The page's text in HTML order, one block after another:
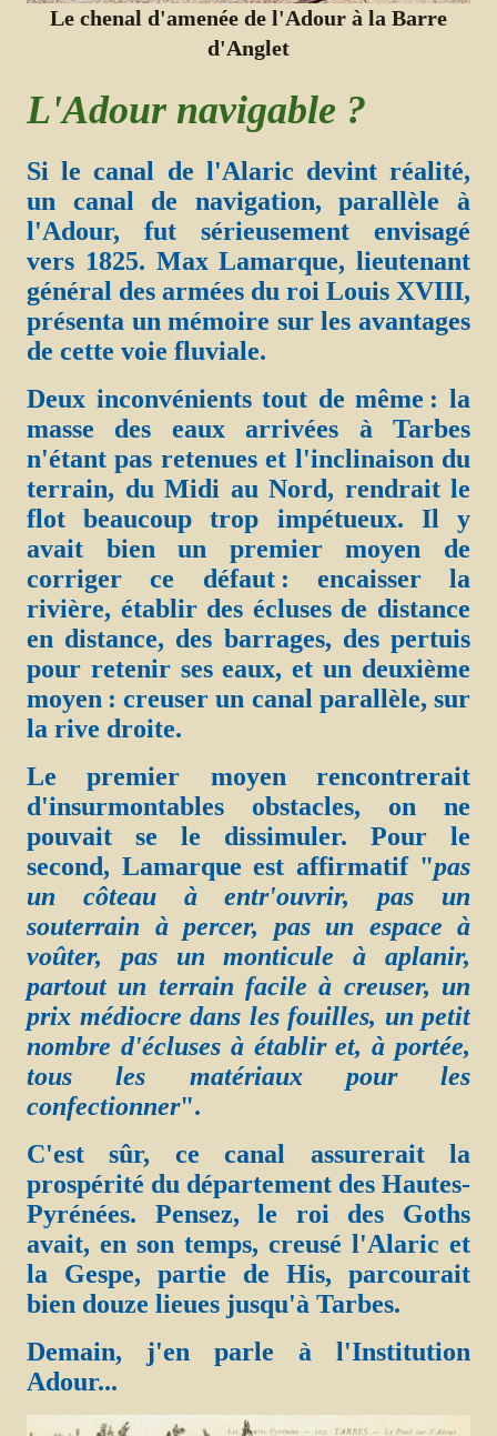
Le chenal d'amenée de l'Adour à la Barre
d'Anglet
L'Adour navigable ?
Si le canal de l'Alaric devint réalité,
un canal de navigation, parallèle à
l'Adour, fut sérieusement envisagé
vers 1825. Max Lamarque, lieutenant
général des armées du roi Louis XVIII,
présenta un mémoire sur les avantages
de cette voie fluviale.
Deux inconvénients tout de même : la
masse des eaux arrivées à Tarbes
n'étant pas retenues et l'inclinaison du
terrain, du Midi au Nord, rendrait le
flot beaucoup trop impétueux. Il y
avait bien un premier moyen de
corriger ce défaut : encaisser la
rivière, établir des écluses de distance
en distance, des barrages, des pertuis
pour retenir ses eaux, et un deuxième
moyen : creuser un canal parallèle, sur
la rive droite.
Le premier moyen rencontrerait
d'insurmontables obstacles, on ne
pouvait se le dissimuler. Pour le
second, Lamarque est affirmatif "pas
un côteau à entr'ouvrir, pas un
souterrain à percer, pas un espace à
voûter, pas un monticule à aplanir,
partout un terrain facile à creuser, un
prix médiocre dans les fouilles, un petit
nombre d'écluses à établir et, à portée,
tous les matériaux pour les
confectionner".
C'est sûr, ce canal assurerait la
prospérité du département des Hautes-
Pyrénées. Pensez, le roi des Goths
avait, en son temps, creusé l'Alaric et
la Gespe, partie de His, parcourait
bien douze lieues jusqu'à Tarbes.
Demain, j'en parle à l'Institution
Adour...